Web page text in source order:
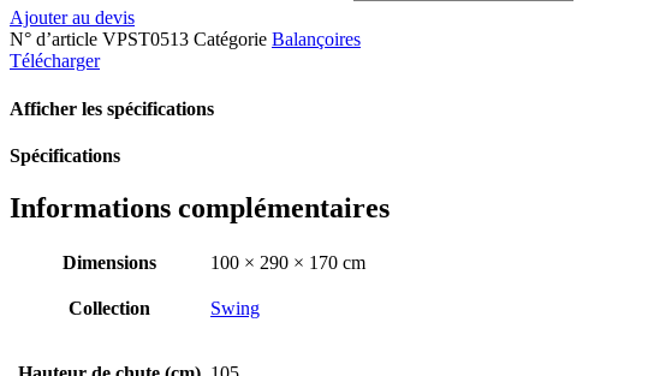
Ajouter au devis
N° d’article VPST0513 Catégorie Balançoires
Télécharger
Afficher les spécifications
Spécifications
Informations complémentaires
Dimensions 100 × 290 × 170 cm
Collection Swing